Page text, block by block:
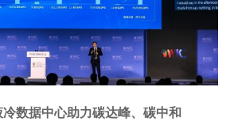
数据中心助力碳达峰、碳中和